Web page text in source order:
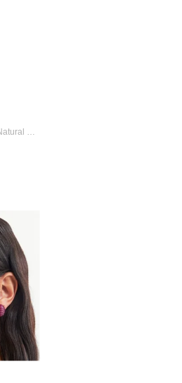
Brinco Losango com Pedra Natural Drusa O...